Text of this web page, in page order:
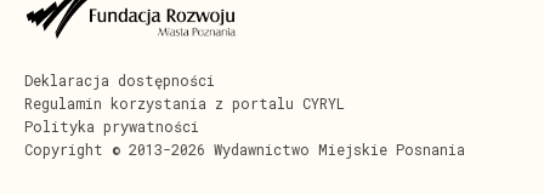
Copyright © 2013-2026 Wydawnictwo Miejskie Posnania
Polityka prywatności
Regulamin korzystania z portalu CYRYL
Deklaracja dostępności